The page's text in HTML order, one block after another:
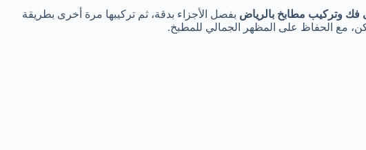
فك وتركيب مطابخ بالرياض بفصل الأجزاء بدقة، ثم تركيبها مرة أخرى بطريقة
مع الحفاظ على المظهر الجمالي للمطبخ.